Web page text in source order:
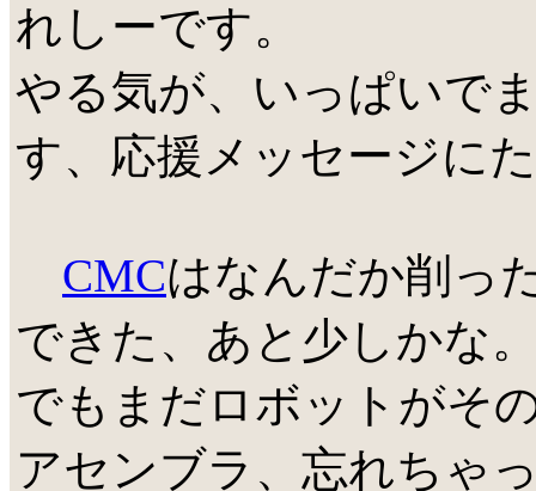
れしーです。
やる気が、いっぱいで
す、応援メッセージに
CMCはなんだか削っ
できた、あと少しかな
でもまだロボットがそ
アセンブラ、忘れちゃ